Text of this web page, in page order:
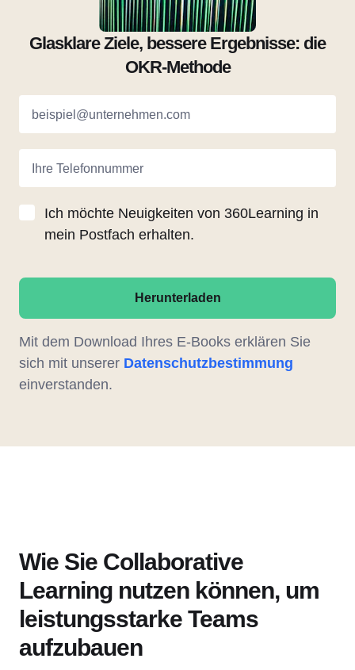
Glasklare Ziele, bessere Ergebnisse: die
OKR-Methode
beispiel@unternehmen.com
Ihre Telefonnummer
Ich möchte Neuigkeiten von 360Learning in
mein Postfach erhalten.
Herunterladen
Mit dem Download Ihres E-Books erklären Sie
sich mit unserer Datenschutzbestimmung
einverstanden.
Wie Sie Collaborative
Learning nutzen können, um
leistungsstarke Teams
aufzubauen